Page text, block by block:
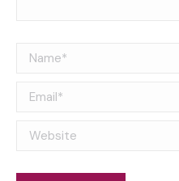
Name *
Email *
Website